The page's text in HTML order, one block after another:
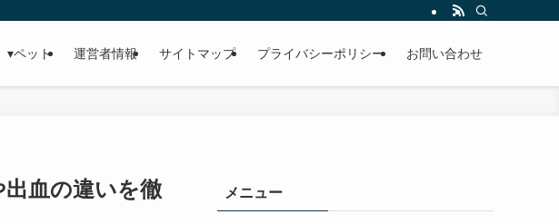
▾ペット 運営者情報 サイトマップ プライバシーポリシー お問い合わせ
血の違いを徹
メニュー